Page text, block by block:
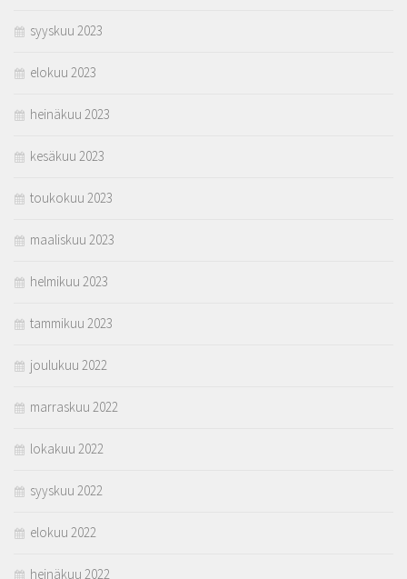
syyskuu 2023
elokuu 2023
heinäkuu 2023
kesäkuu 2023
toukokuu 2023
maaliskuu 2023
helmikuu 2023
tammikuu 2023
joulukuu 2022
marraskuu 2022
lokakuu 2022
syyskuu 2022
elokuu 2022
heinäkuu 2022